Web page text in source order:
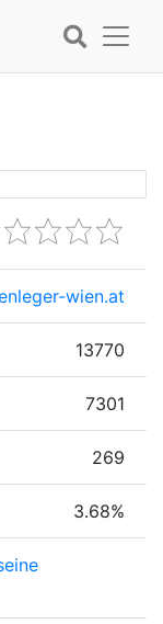
wien.at
13770
7301
269
3.68%